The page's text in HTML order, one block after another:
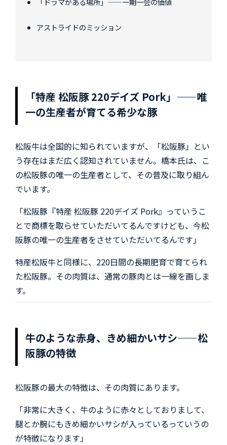
アストライドのミッション
「特産 松阪豚 220デイズ Pork」——唯
一の生産者が育てる希少な豚
松阪牛は全国的に知られていますが、「松阪豚」とい
う存在はまだ広く認知されていません。橋本氏は、こ
の松阪豚の唯一の生産者として、その普及に取り組ん
でいます。
「松阪豚『特産 松阪豚 220デイズ Pork』っていうこ
とで商標を取らせていただいてるんですけども、今松
阪豚の唯一の生産者をさせていただいてるんです」
特産松阪牛と同様に、220日間の長期肥育で育てられ
た松阪豚。その肉質は、通常の豚肉とは一線を画しま
す。
牛のような赤身、きめ細かいサシ——松
阪豚の特徴
松阪豚の最大の特徴は、その肉質にあります。
「非常に大きく、牛のように赤々としておりまして、
腿とか腕にもきめ細かいサシが入っているっていうの
が特徴になります」